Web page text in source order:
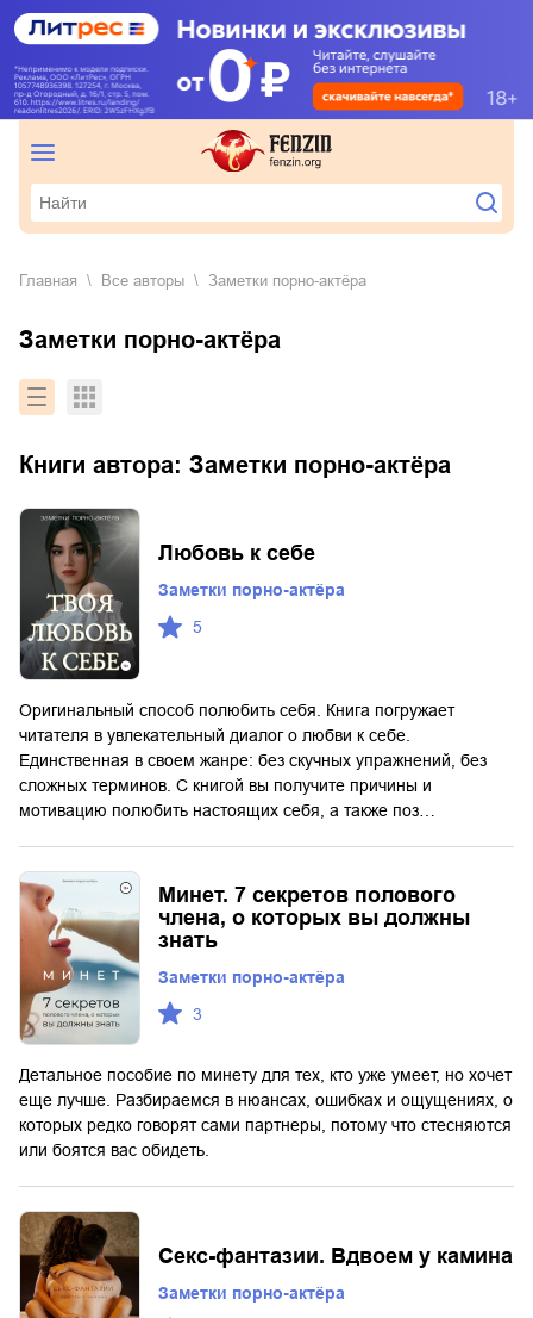
Главная Все авторы Заметки порно-актёра
Заметки порно-актёра
Книги автора: Заметки порно-актёра
Любовь к себе
Заметки порно-актёра
5
Оригинальный способ полюбить себя. Книга погружает
читателя в увлекательный диалог о любви к себе.
Единственная в своем жанре: без скучных упражнений, без
сложных терминов. С книгой вы получите причины и
мотивацию полюбить настоящих себя, а также поз…
Минет. 7 секретов полового
члена, о которых вы должны
знать
Заметки порно-актёра
3
Детальное пособие по минету для тех, кто уже умеет, но хочет
еще лучше. Разбираемся в нюансах, ошибках и ощущениях, о
которых редко говорят сами партнеры, потому что стесняются
или боятся вас обидеть.
Секс-фантазии. Вдвоем у камина
Заметки порно-актёра